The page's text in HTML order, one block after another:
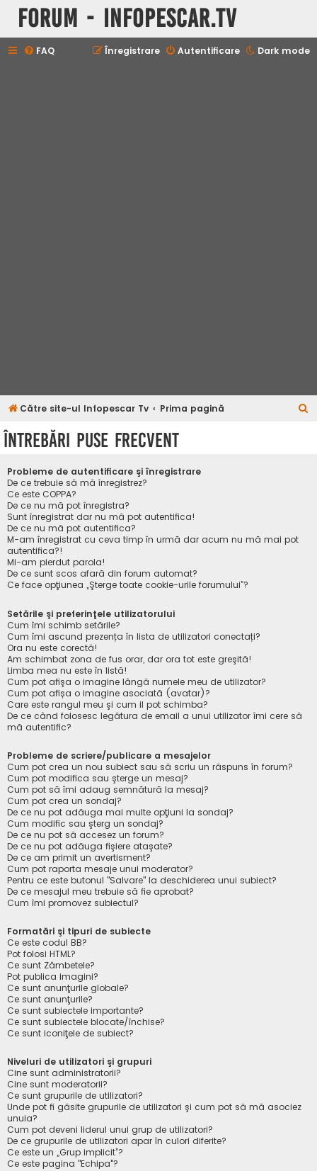
Forum - InfoPescar.Tv
Dark mode
FAQ Autentificare
Înregistrare
Către site-ul Infopescar Tv Prima pagină
Întrebări puse frecvent
Probleme de autentificare şi înregistrare
De ce trebuie să mă înregistrez?
Ce este COPPA?
De ce nu mă pot înregistra?
Sunt înregistrat dar nu mă pot autentifica!
De ce nu mă pot autentifica?
M-am înregistrat cu ceva timp în urmă dar acum nu mă mai pot
autentifica?!
Mi-am pierdut parola!
De ce sunt scos afară din forum automat?
Ce face opţiunea „Şterge toate cookie-urile forumului”?
Setările şi preferinţele utilizatorului
Cum îmi schimb setările?
Cum îmi ascund prezența în lista de utilizatori conectați?
Ora nu este corectă!
Am schimbat zona de fus orar, dar ora tot este greşită!
Limba mea nu este în listă!
Cum pot afişa o imagine lângă numele meu de utilizator?
Cum pot afișa o imagine asociată (avatar)?
Care este rangul meu şi cum il pot schimba?
De ce când folosesc legătura de email a unui utilizator îmi cere să
mă autentific?
Probleme de scriere/publicare a mesajelor
Cum pot crea un nou subiect sau să scriu un răspuns în forum?
Cum pot modifica sau şterge un mesaj?
Cum pot să îmi adaug semnătură la mesaj?
Cum pot crea un sondaj?
De ce nu pot adăuga mai multe opţiuni la sondaj?
Cum modific sau şterg un sondaj?
De ce nu pot să accesez un forum?
De ce nu pot adăuga fişiere ataşate?
De ce am primit un avertisment?
Cum pot raporta mesaje unui moderator?
Pentru ce este butonul "Salvare" la deschiderea unui subiect?
De ce mesajul meu trebuie să fie aprobat?
Cum îmi promovez subiectul?
Formatări şi tipuri de subiecte
Ce este codul BB?
Pot folosi HTML?
Ce sunt Zâmbetele?
Pot publica imagini?
Ce sunt anunţurile globale?
Ce sunt anunţurile?
Ce sunt subiectele importante?
Ce sunt subiectele blocate/închise?
Ce sunt iconiţele de subiect?
Niveluri de utilizatori şi grupuri
Cine sunt administratorii?
Cine sunt moderatorii?
Ce sunt grupurile de utilizatori?
Unde pot fi găsite grupurile de utilizatori şi cum pot să mă asociez
unuia?
Cum pot deveni liderul unui grup de utilizatori?
De ce grupurile de utilizatori apar în culori diferite?
Ce este un „Grup implicit”?
Ce este pagina "Echipa"?